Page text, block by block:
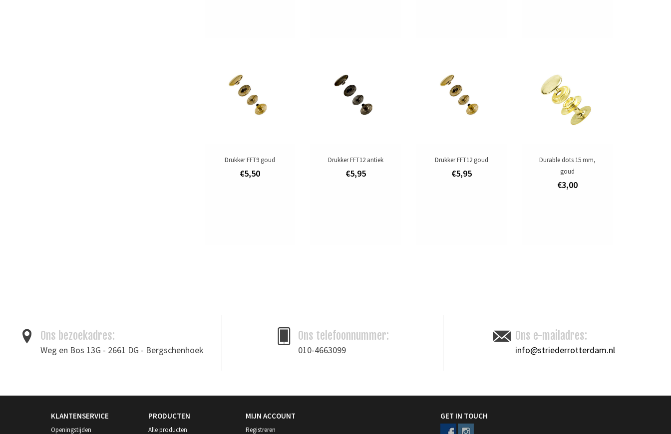
Drukker FFT9 goud
€5,50
Drukker FFT12 antiek
€5,95
Drukker FFT12 goud
€5,95
Durable dots 15 mm,
goud
€3,00
Ons bezoekadres:
Weg en Bos 13G - 2661 DG - Bergschenhoek
Ons telefoonnummer:
010-4663099
Ons e-mailadres:
info@striederrotterdam.nl
KLANTENSERVICE
Openingstijden
PRODUCTEN
Alle producten
MIJN ACCOUNT
Registreren
GET IN TOUCH